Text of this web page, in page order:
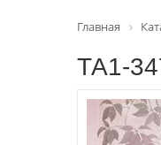
Главная
ТА1-